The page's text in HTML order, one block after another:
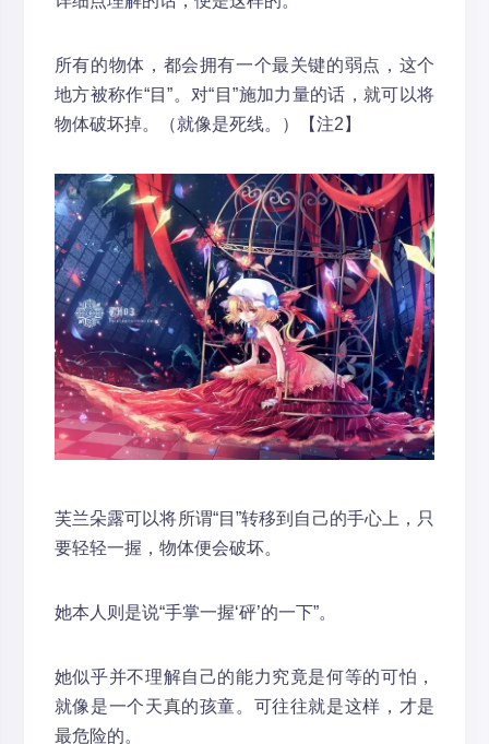
所有的物体，都会拥有一个最关键的弱点，这个
地方被称作“目”。对“目”施加力量的话，就可以将
物体破坏掉。（就像是死线。）【注2】
芙兰朵露可以将所谓“目”转移到自己的手心上，只
要轻轻一握，物体便会破坏。
她本人则是说“手掌一握‘砰’的一下”。
她似乎并不理解自己的能力究竟是何等的可怕，
就像是一个天真的孩童。可往往就是这样，才是
最危险的。